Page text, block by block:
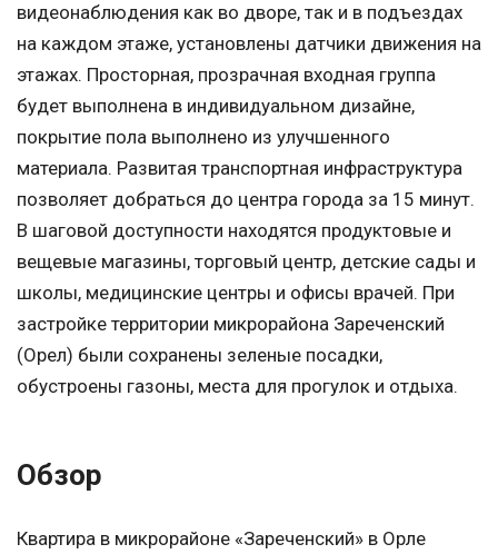
видеонаблюдения как во дворе, так и в подъездах
на каждом этаже, установлены датчики движения на
этажах. Просторная, прозрачная входная группа
будет выполнена в индивидуальном дизайне,
покрытие пола выполнено из улучшенного
материала. Развитая транспортная инфраструктура
позволяет добраться до центра города за 15 минут.
В шаговой доступности находятся продуктовые и
вещевые магазины, торговый центр, детские сады и
школы, медицинские центры и офисы врачей. При
застройке территории микрорайона Зареченский
(Орел) были сохранены зеленые посадки,
обустроены газоны, места для прогулок и отдыха.
Обзор
Квартира в микрорайоне «Зареченский» в Орле